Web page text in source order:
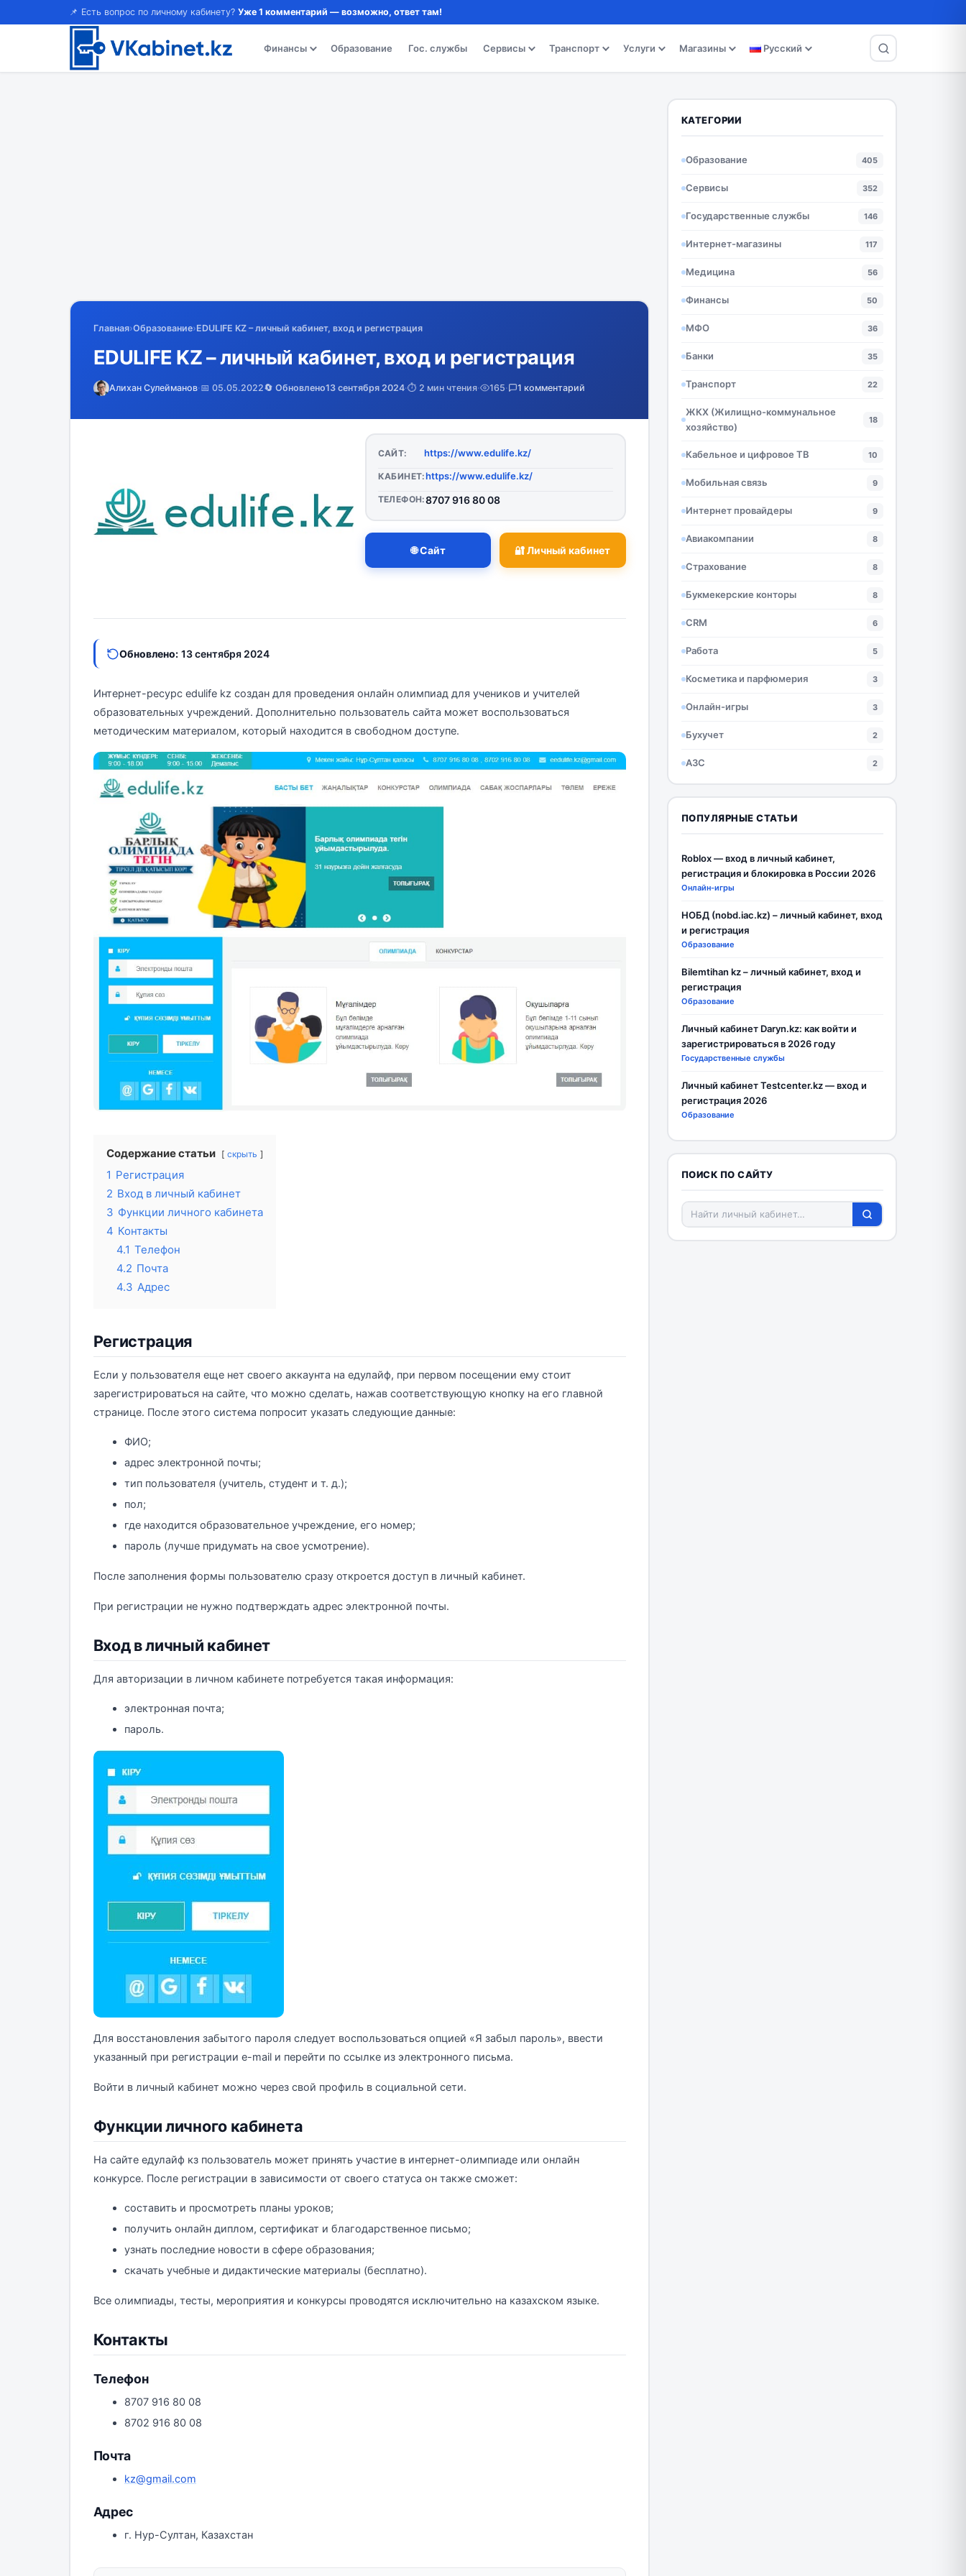
📌 Есть вопрос по личному кабинету? Уже 1 комментарий — возможно, ответ там!
Финансы Образование Гос. службы Сервисы Транспорт Услуги Магазины Русский
Главная›Образование›EDULIFE KZ – личный кабинет, вход и регистрация
EDULIFE KZ – личный кабинет, вход и регистрация
Алихан Сулейманов·📅 05.05.2022🔄 Обновлено13 сентября 2024·⏱️ 2 мин чтения· 165· 1 комментарий
САЙТ: https://www.edulife.kz/
КАБИНЕТ:https://www.edulife.kz/
ТЕЛЕФОН:8707 916 80 08
🌐 Сайт 🔐 Личный кабинет
Обновлено: 13 сентября 2024
Интернет-ресурс edulife kz создан для проведения онлайн олимпиад для учеников и учителей
образовательных учреждений. Дополнительно пользователь сайта может воспользоваться
методическим материалом, который находится в свободном доступе.
Содержание статьи скрыть
1 Регистрация
2 Вход в личный кабинет
3 Функции личного кабинета
4 Контакты
4.1 Телефон
4.2 Почта
4.3 Адрес
Регистрация
Если у пользователя еще нет своего аккаунта на едулайф, при первом посещении ему стоит
зарегистрироваться на сайте, что можно сделать, нажав соответствующую кнопку на его главной
странице. После этого система попросит указать следующие данные:
ФИО;
адрес электронной почты;
тип пользователя (учитель, студент и т. д.);
пол;
где находится образовательное учреждение, его номер;
пароль (лучше придумать на свое усмотрение).
После заполнения формы пользователю сразу откроется доступ в личный кабинет.
При регистрации не нужно подтверждать адрес электронной почты.
Вход в личный кабинет
Для авторизации в личном кабинете потребуется такая информация:
электронная почта;
пароль.
Для восстановления забытого пароля следует воспользоваться опцией «Я забыл пароль», ввести
указанный при регистрации e-mail и перейти по ссылке из электронного письма.
Войти в личный кабинет можно через свой профиль в социальной сети.
Функции личного кабинета
На сайте едулайф кз пользователь может принять участие в интернет-олимпиаде или онлайн
конкурсе. После регистрации в зависимости от своего статуса он также сможет:
составить и просмотреть планы уроков;
получить онлайн диплом, сертификат и благодарственное письмо;
узнать последние новости в сфере образования;
скачать учебные и дидактические материалы (бесплатно).
Все олимпиады, тесты, мероприятия и конкурсы проводятся исключительно на казахском языке.
Контакты
Телефон
8707 916 80 08
8702 916 80 08
Почта
kz@gmail.com
Адрес
г. Нур-Султан, Казахстан
КАТЕГОРИИ
Образование 405
Сервисы 352
Государственные службы 146
Интернет-магазины 117
Медицина 56
Финансы 50
МФО 36
Банки 35
Транспорт 22
ЖКХ (Жилищно-коммунальное
хозяйство)
18
Кабельное и цифровое ТВ 10
Мобильная связь 9
Интернет провайдеры 9
Авиакомпании 8
Страхование 8
Букмекерские конторы 8
CRM 6
Работа 5
Косметика и парфюмерия 3
Онлайн-игры 3
Бухучет 2
АЗС 2
ПОПУЛЯРНЫЕ СТАТЬИ
Roblox — вход в личный кабинет,
регистрация и блокировка в России 2026
Онлайн-игры
НОБД (nobd.iac.kz) – личный кабинет, вход
и регистрация
Образование
Bilemtihan kz – личный кабинет, вход и
регистрация
Образование
Личный кабинет Daryn.kz: как войти и
зарегистрироваться в 2026 году
Государственные службы
Личный кабинет Testcenter.kz — вход и
регистрация 2026
Образование
ПОИСК ПО САЙТУ